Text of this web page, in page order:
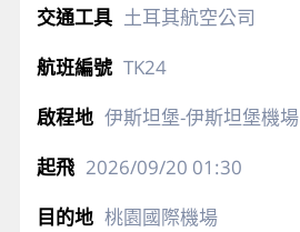
土耳其航空公司
TK24
伊斯坦堡-伊斯坦堡機場
2026/09/20 01:30
桃園國際機場